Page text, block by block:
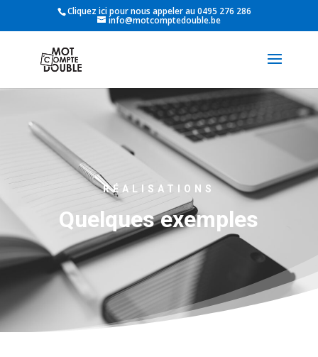
Cliquez ici pour nous appeler au 0495 276 286
info@motcomptedouble.be
RÉALISATIONS
Quelques exemples